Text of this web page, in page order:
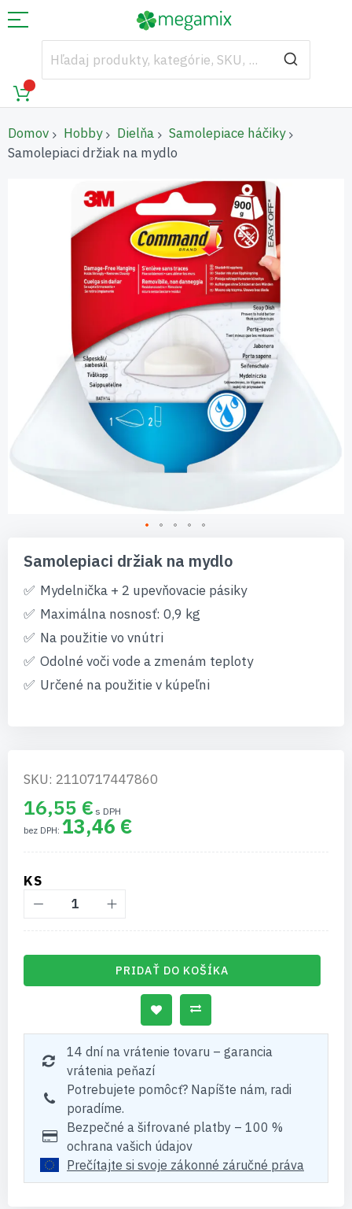
Domov Hobby Dielňa
Samolepiace háčiky
Samolepiaci držiak na mydlo
začiatok
galérie
obrázkov
Samolepiaci držiak na mydlo
Mydelnička + 2 upevňovacie pásiky
Maximálna nosnosť: 0,9 kg
Na použitie vo vnútri
Odolné voči vode a zmenám teploty
Určené na použitie v kúpeľni
SKU: 2110717447860
16,55 €
13,46 €
KS
PRIDAŤ DO KOŠÍKA
14 dní na vrátenie tovaru – garancia
vrátenia peňazí
Potrebujete pomôcť? Napíšte nám, radi
poradíme.
Bezpečné a šifrované platby – 100 %
ochrana vašich údajov
Prečítajte si svoje zákonné záručné práva